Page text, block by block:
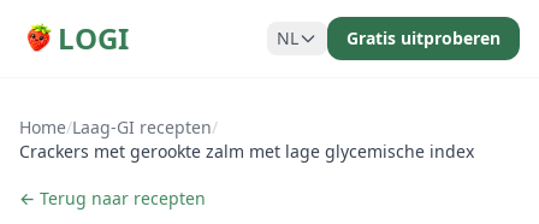
LOGI NL Gratis uitproberen
Home/Laag-GI recepten/
Crackers met gerookte zalm met lage glycemische index
← Terug naar recepten